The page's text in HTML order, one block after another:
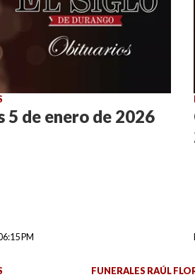
de enero de 2026
PM
FUNERALES RAÚL